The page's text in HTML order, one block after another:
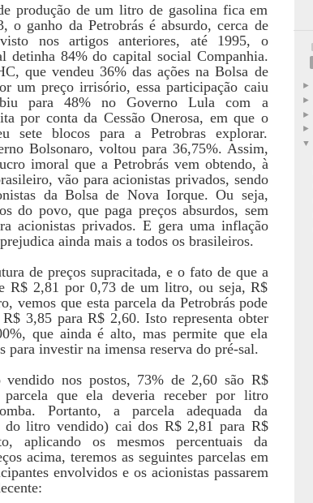
produção de um litro de gasolina fica em
o ganho da Petrobrás é absurdo, cerca de
nos artigos anteriores, até 1995, o
detinha 84% do capital social Companhia.
que vendeu 36% das ações na Bolsa de
um preço irrisório, essa participação caiu
para 48% no Governo Lula com a
por conta da Cessão Onerosa, em que o
sete blocos para a Petrobras explorar.
Bolsonaro, voltou para 36,75%. Assim,
imoral que a Petrobrás vem obtendo, à
vão para acionistas privados, sendo
da Bolsa de Nova Iorque. Ou seja,
do povo, que paga preços absurdos, sem
acionistas privados. E gera uma inflação
ainda mais a todos os brasileiros.
de preços supracitada, e o fato de que a
R$ 2,81 por 0,73 de um litro, ou seja, R$
vemos que esta parcela da Petrobrás pode
3,85 para R$ 2,60. Isto representa obter
que ainda é alto, mas permite que ela
para investir na imensa reserva do pré-sal.
nos postos, 73% de 2,60 são R$
que ela deveria receber por litro
Portanto, a parcela adequada da
do litro vendido) cai dos R$ 2,81 para R$
aplicando os mesmos percentuais da
acima, teremos as seguintes parcelas em
envolvidos e os acionistas passarem
►
►
►
►
▼